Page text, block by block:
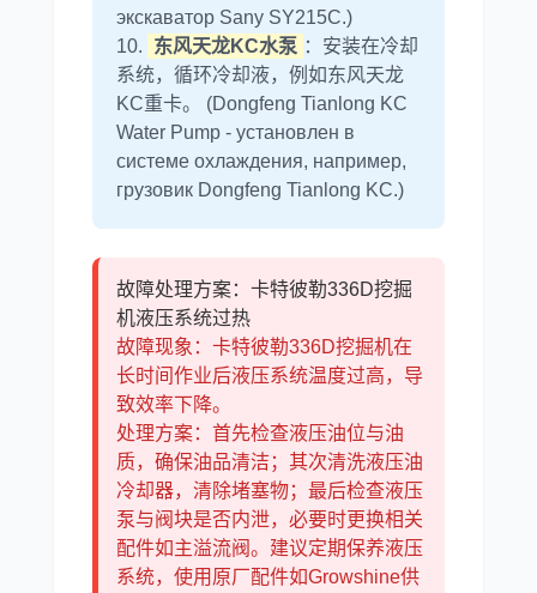
экскаватор Sany SY215C.)
10.
东风天龙KC水泵 ：安装在冷却
系统，循环冷却液，例如东风天龙
KC重卡。 (Dongfeng Tianlong KC
Water Pump - установлен в
системе охлаждения, например,
грузовик Dongfeng Tianlong KC.)
故障处理方案：卡特彼勒336D挖掘
机液压系统过热
故障现象：卡特彼勒336D挖掘机在
长时间作业后液压系统温度过高，导
致效率下降。
处理方案：首先检查液压油位与油
质，确保油品清洁；其次清洗液压油
冷却器，清除堵塞物；最后检查液压
泵与阀块是否内泄，必要时更换相关
配件如主溢流阀。建议定期保养液压
系统，使用原厂配件如Growshine供